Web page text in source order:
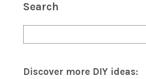
Search
Discover more DIY ideas: